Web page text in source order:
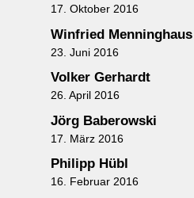
17. Oktober 2016
Winfried Menninghaus
23. Juni 2016
Volker Gerhardt
26. April 2016
Jörg Baberowski
17. März 2016
Philipp Hübl
16. Februar 2016